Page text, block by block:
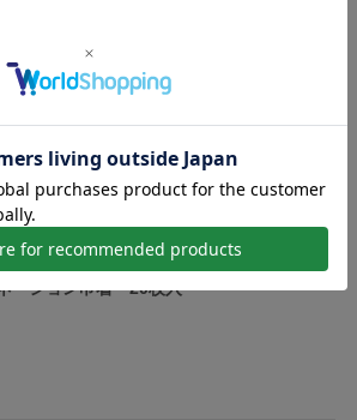
ここまで自由の利く商品は見つけられま
ーション巾着 20枚入